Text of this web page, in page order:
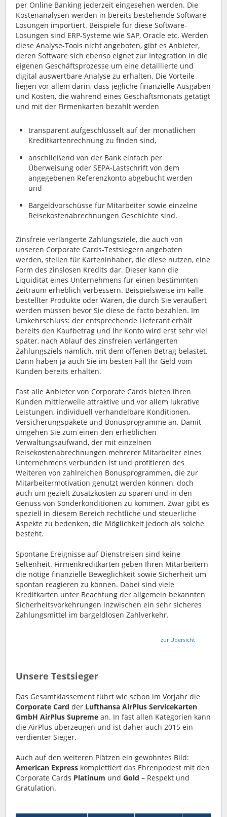
per Online Banking jederzeit eingesehen werden. Die
Kostenanalysen werden in bereits bestehende Software-
Lösungen importiert. Beispiele für diese Software-
Lösungen sind ERP-Systeme wie SAP, Oracle etc. Werden
diese Analyse-Tools nicht angeboten, gibt es Anbieter,
deren Software sich ebenso eignet zur Integration in die
eigenen Geschäftsprozesse um eine detaillierte und
digital auswertbare Analyse zu erhalten. Die Vorteile
liegen vor allem darin, dass jegliche finanzielle Ausgaben
und Kosten, die während eines Geschäftsmonats getätigt
und mit der Firmenkarten bezahlt werden
transparent aufgeschlüsselt auf der monatlichen
Kreditkartenrechnung zu finden sind,
anschließend von der Bank einfach per
Überweisung oder SEPA-Lastschrift von dem
angegebenen Referenzkonto abgebucht werden
und
Bargeldvorschüsse für Mitarbeiter sowie einzelne
Reisekostenabrechnungen Geschichte sind.
Zinsfreie verlängerte Zahlungsziele, die auch von
unseren Corporate Cards-Testsiegern angeboten
werden, stellen für Karteninhaber, die diese nutzen, eine
Form des zinslosen Kredits dar. Dieser kann die
Liquidität eines Unternehmens für einen bestimmten
Zeitraum erheblich verbessern. Beispielsweise im Falle
bestellter Produkte oder Waren, die durch Sie veräußert
werden müssen bevor Sie diese de facto bezahlen. Im
Umkehrschluss: der entsprechende Lieferant erhält
bereits den Kaufbetrag und Ihr Konto wird erst sehr viel
später, nach Ablauf des zinsfreien verlängerten
Zahlungsziels nämlich, mit dem offenen Betrag belastet.
Dann haben ja auch Sie im besten Fall Ihr Geld vom
Kunden bereits erhalten.
Fast alle Anbieter von Corporate Cards bieten ihren
Kunden mittlerweile attraktive und vor allem lukrative
Leistungen, individuell verhandelbare Konditionen,
Versicherungspakete und Bonusprogramme an. Damit
umgehen Sie zum einen den erheblichen
Verwaltungsaufwand, der mit einzelnen
Reisekostenabrechnungen mehrerer Mitarbeiter eines
Unternehmens verbunden ist und profitieren des
Weiteren von zahlreichen Bonusprogrammen, die zur
Mitarbeitermotivation genutzt werden können, doch
auch um gezielt Zusatzkosten zu sparen und in den
Genuss von Sonderkonditionen zu kommen. Zwar gibt es
speziell in diesem Bereich rechtliche und steuerliche
Aspekte zu bedenken, die Möglichkeit jedoch als solche
besteht.
Spontane Ereignisse auf Dienstreisen sind keine
Seltenheit. Firmenkreditkarten geben Ihren Mitarbeitern
die nötige finanzielle Beweglichkeit sowie Sicherheit um
spontan reagieren zu können. Dabei sind viele
Kreditkarten unter Beachtung der allgemein bekannten
Sicherheitsvorkehrungen inzwischen ein sehr sicheres
Zahlungsmittel im bargeldlosen Zahlverkehr.
zur Übersicht
Unsere Testsieger
Das Gesamtklassement führt wie schon im Vorjahr die
Corporate Card der Lufthansa AirPlus Servicekarten
GmbH AirPlus Supreme an. In fast allen Kategorien kann
die AirPlus überzeugen und ist daher auch 2015 ein
verdienter Sieger.
Auch auf den weiteren Plätzen ein gewohntes Bild:
American Express komplettiert das Ehrenpodest mit den
Corporate Cards Platinum und Gold – Respekt und
Gratulation.